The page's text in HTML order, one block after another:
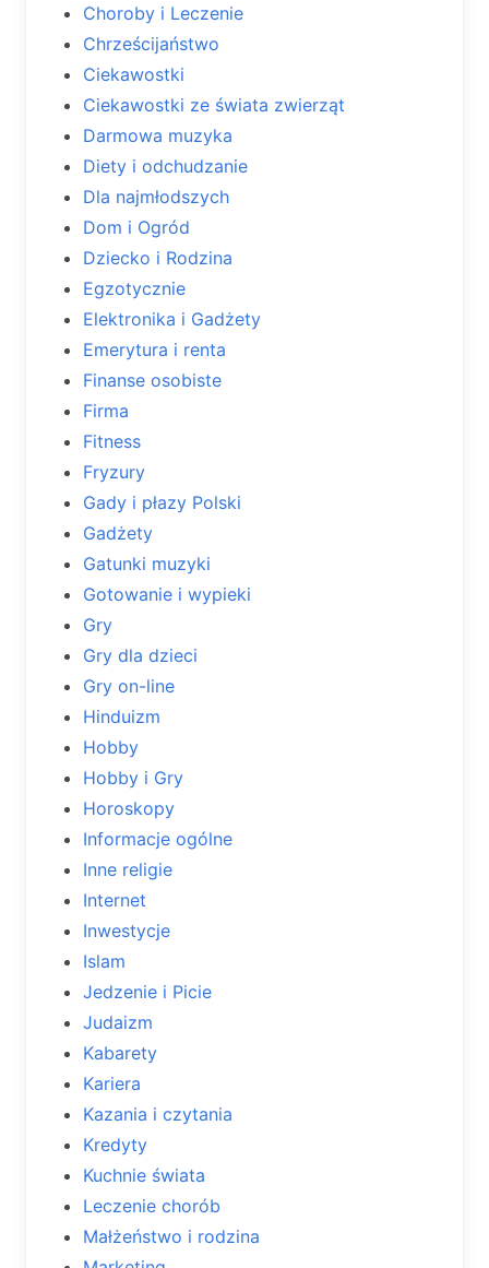
Choroby i Leczenie
Chrześcijaństwo
Ciekawostki
Ciekawostki ze świata zwierząt
Darmowa muzyka
Diety i odchudzanie
Dla najmłodszych
Dom i Ogród
Dziecko i Rodzina
Egzotycznie
Elektronika i Gadżety
Emerytura i renta
Finanse osobiste
Firma
Fitness
Fryzury
Gady i płazy Polski
Gadżety
Gatunki muzyki
Gotowanie i wypieki
Gry
Gry dla dzieci
Gry on-line
Hinduizm
Hobby
Hobby i Gry
Horoskopy
Informacje ogólne
Inne religie
Internet
Inwestycje
Islam
Jedzenie i Picie
Judaizm
Kabarety
Kariera
Kazania i czytania
Kredyty
Kuchnie świata
Leczenie chorób
Małżeństwo i rodzina